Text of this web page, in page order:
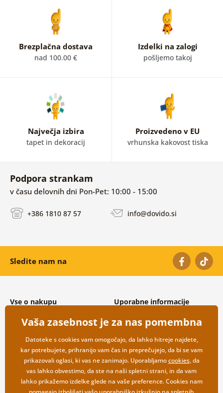
Brezplačna dostava
nad 100.00 €
Izdelki na zalogi
pošljemo takoj
Največja izbira
tapet in dekoracij
Proizvedeno v EU
vrhunska kakovost tiska
Podpora strankam
v času delovnih dni Pon-Pet: 10:00 - 15:00
+386 1810 87 57 info@dovido.si
Sledite nam na
Vse o nakupu
Splošni in reklamacijski pogoji
Varovanje osebnih podatkov
Možnosti dostave in plačila
Vračilo blaga
Uporabne informacije
Pogosto zastavljena vprašanja
Kontakti
Veleprodaja
Vaša zasebnost je za nas pomembna
Datoteke s cookies vam omogočajo, da lahko hitreje najdete,
kar potrebujete, prihranijo vam čas in preprečujejo, da bi se vam
prikazovali oglasi, ki vas ne zanimajo. Uporabljamocookies, da
vas lahko obvestimo, da ste na naši spletni strani, in da vam
lahko prikažemo izdelke glede na vaše preference. Cookies nam